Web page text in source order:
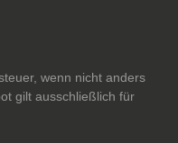
wenn nicht anders
gilt ausschließlich für